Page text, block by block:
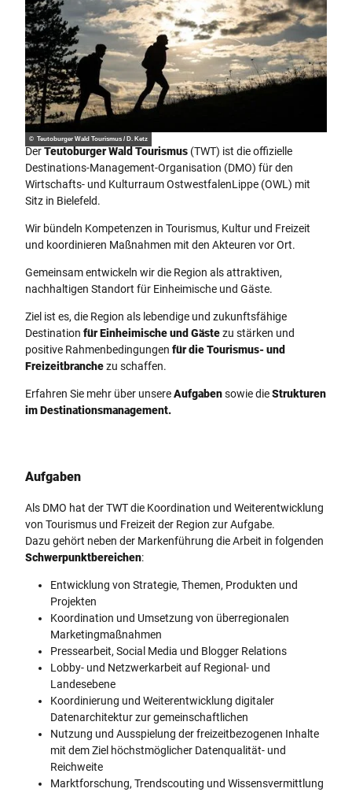
© Teutoburger Wald Tourismus / D. Ketz
DerTeutoburger Wald Tourismus (TWT) ist die offizielle
Destinations-Management-Organisation (DMO) für den
Wirtschafts- und Kulturraum OstwestfalenLippe (OWL) mit
Sitz in Bielefeld.
Wir bündeln Kompetenzen in Tourismus, Kultur und Freizeit
und koordinieren Maßnahmen mit den Akteuren vor Ort.
Gemeinsam entwickeln wir die Region als attraktiven,
nachhaltigen Standort für Einheimische und Gäste.
Ziel ist es, die Region als lebendige und zukunftsfähige
Destination für Einheimische und Gästezu stärken und
positive Rahmenbedingungen für die Tourismus- und
Freizeitbranchezu schaffen.
Erfahren Sie mehr über unsereAufgabensowie dieStrukturen
im Destinationsmanagement.
Aufgaben
Als DMO hat der TWT die Koordination und Weiterentwicklung
von Tourismus und Freizeit der Region zur Aufgabe.
Dazu gehört neben der Markenführung die Arbeit in folgenden
Schwerpunktbereichen:
Entwicklung von Strategie, Themen, Produkten und
Projekten
Koordination und Umsetzung von überregionalen
Marketingmaßnahmen
Pressearbeit, Social Media und Blogger Relations
Lobby- und Netzwerkarbeit auf Regional- und
Landesebene
Koordinierung und Weiterentwicklung digitaler
Datenarchitektur zur gemeinschaftlichen
Nutzung und Ausspielung der freizeitbezogenen Inhalte
mit dem Ziel höchstmöglicher Datenqualität- und
Reichweite
Marktforschung, Trendscouting und Wissensvermittlung